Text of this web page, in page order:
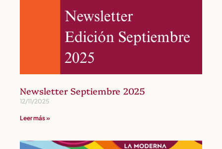
Newsletter Septiembre 2025
12/11/2025
Leer más »